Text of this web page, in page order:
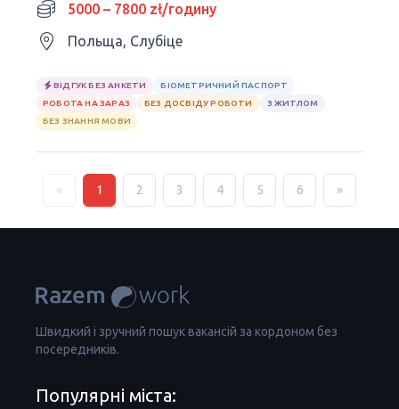
5000 – 7800 zł/годину
Польща, Слубіце
ВІДГУК БЕЗ АНКЕТИ
БІОМЕТРИЧНИЙ ПАСПОРТ
РОБОТА НА ЗАРАЗ
БЕЗ ДОСВІДУ РОБОТИ
З ЖИТЛОМ
БЕЗ ЗНАННЯ МОВИ
« 1 2 3 4 5 6 »
Швидкий і зручний пошук вакансій за кордоном без
посередників.
Популярні міста: